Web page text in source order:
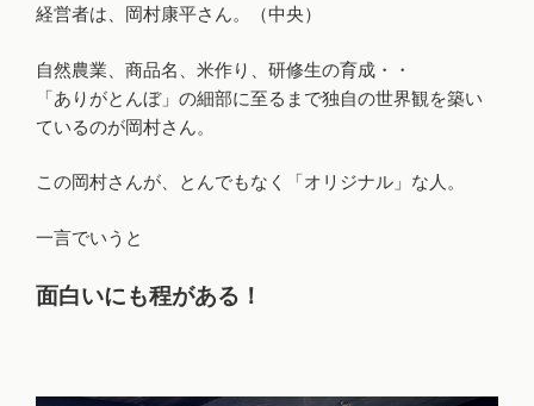
経営者は、岡村康平さん。（中央）
自然農業、商品名、米作り、研修生の育成・・
「ありがとんぼ」の細部に至るまで独自の世界観を築い
ているのが岡村さん。
この岡村さんが、とんでもなく「オリジナル」な人。
一言でいうと
面白いにも程がある！